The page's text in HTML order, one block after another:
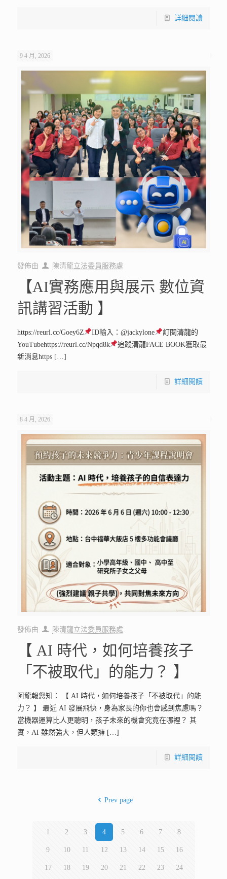
詳細閱讀
9 4 月, 2026
發佈由 陳清龍立法委員服務處
【AI實務應用與展示 數位資
訊講習活動 】
https://reurl.cc/Goey6Z ID輸入：@jackylone
訂閱清龍的
YouTubehttps://reurl.cc/Npqd8k
追蹤清龍FACE BOOK獲取最
新消息https[…]
詳細閱讀
8 4 月, 2026
發佈由 陳清龍立法委員服務處
【 AI 時代，如何培養孩子
「不被取代」的能力？ 】
阿龍報您知： 【 AI 時代，如何培養孩子「不被取代」的能
力？ 】 最近 AI 發展飛快，身為家長的你也會感到焦慮嗎？
當機器運算比人更聰明，孩子未來的機會究竟在哪裡？ 其
實，AI 雖然強大，但人類擁[…]
詳細閱讀
Prev page
1 2 3 4 5 6 7 8
9 10 11 12 13 14 15 16
17 18 19 20 21 22 23 24